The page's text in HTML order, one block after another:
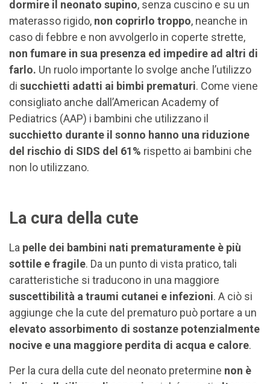
dormire il neonato supino, senza cuscino e su un
materasso rigido, non coprirlo troppo, neanche in
caso di febbre e non avvolgerlo in coperte strette,
non fumare in sua presenza ed impedire ad altri di
farlo. Un ruolo importante lo svolge anche l’utilizzo
di succhietti adatti ai bimbi prematuri. Come viene
consigliato anche dall’American Academy of
Pediatrics (AAP) i bambini che utilizzano il
succhietto durante il sonno hanno una riduzione
del rischio di SIDS del 61% rispetto ai bambini che
non lo utilizzano.
La cura della cute
La pelle dei bambini nati prematuramente è più
sottile e fragile. Da un punto di vista pratico, tali
caratteristiche si traducono in una maggiore
suscettibilità a traumi cutanei e infezioni. A ciò si
aggiunge che la cute del prematuro può portare a un
elevato assorbimento di sostanze potenzialmente
nocive e una maggiore perdita di acqua e calore.
Per la cura della cute del neonato pretermine non è